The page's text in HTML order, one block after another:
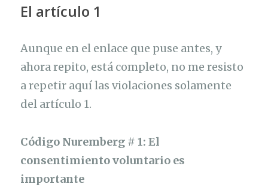
El artículo 1
Aunque en el enlace que puse antes, y
ahora repito, está completo, no me resisto
a repetir aquí las violaciones solamente
del artículo 1.
Código Nuremberg # 1: El
consentimiento voluntario es
importante